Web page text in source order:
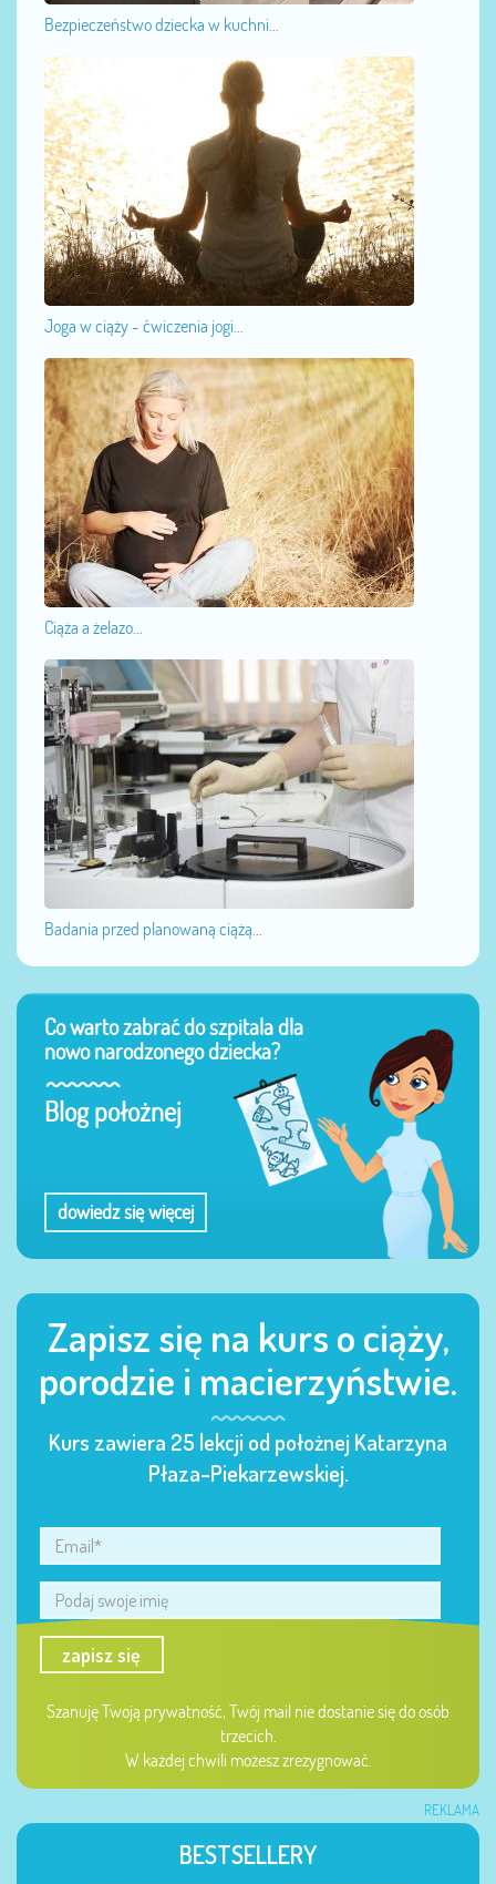
Bezpieczeństwo dziecka w kuchni...
Joga w ciąży - ćwiczenia jogi...
Ciąża a żelazo...
Badania przed planowaną ciążą...
Co warto zabrać do szpitala dla
nowo narodzonego dziecka?
Blog położnej
dowiedz się więcej
Zapisz się na kurs o ciąży,
porodzie i macierzyństwie.
Kurs zawiera 25 lekcji od położnej Katarzyna
Płaza-Piekarzewskiej.
zapisz się
Szanuję Twoją prywatność, Twój mail nie dostanie się do osób
trzecich.
W każdej chwili możesz zrezygnować.
REKLAMA
BESTSELLERY